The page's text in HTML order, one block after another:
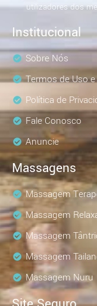
utilizadores dos
Institucional
Sobre Nós
Termos de Uso
Política de
Fale Conosco
Anuncie
Massagens
Massagem
Massagem
Massagem
Massagem
Massagem Nuru